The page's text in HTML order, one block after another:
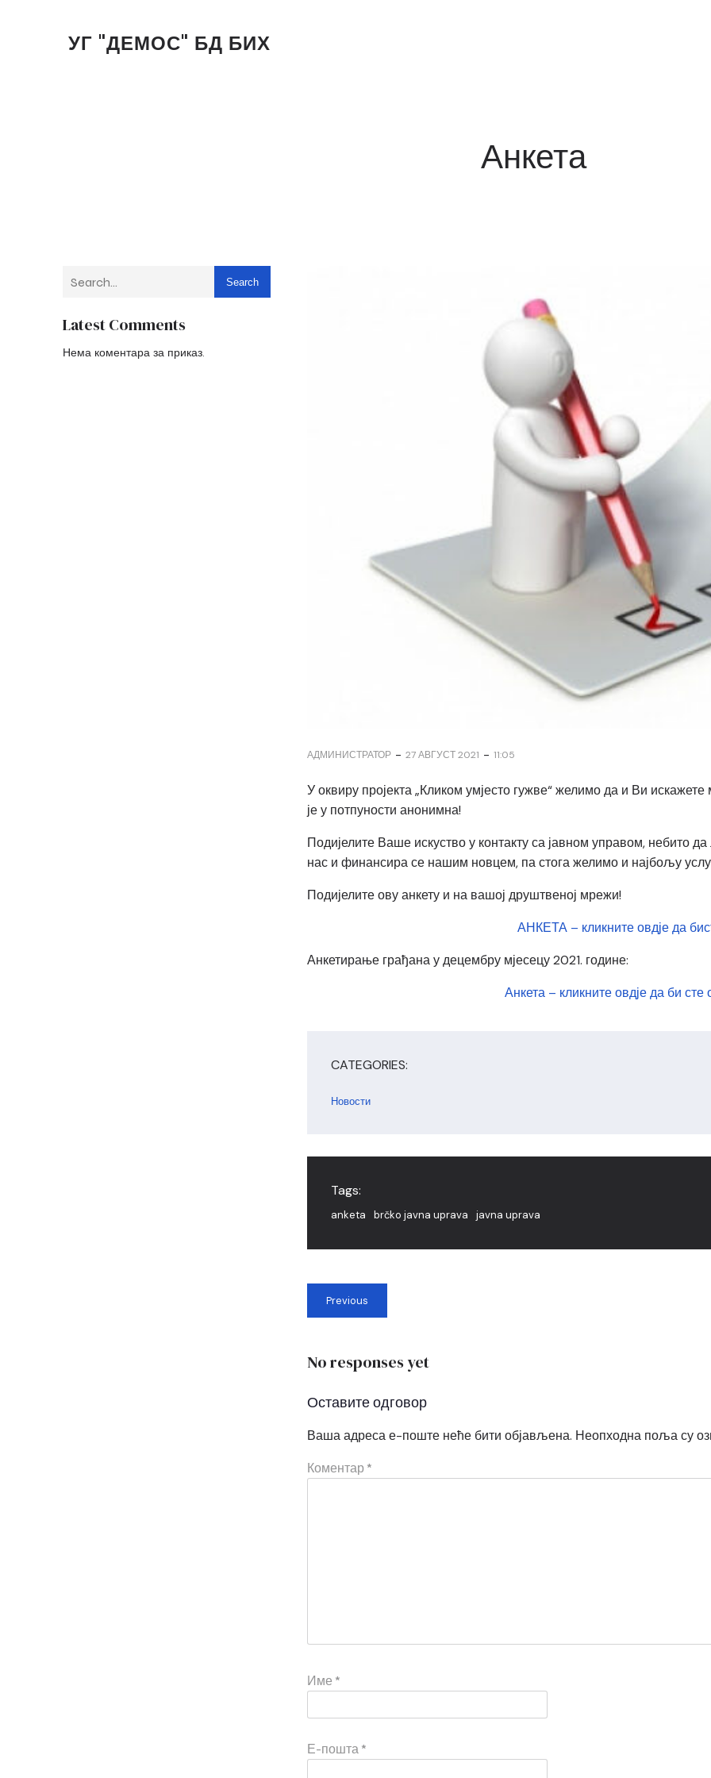
УГ "ДЕМОС" БД БИХ
Анкета
Search
Latest Comments
Нема коментара за приказ.
АДМИНИСТРАТОР - 27 АВГУСТ 2021 - 11:05
У оквиру пројекта „Кликом умјесто гужве“ желимо да и Ви
је у потпуности анонимна!
Подијелите Ваше искуство у контакту са јавном управом, небито
нас и финансира се нашим новцем, па стога желимо и најбољу
Подијелите ову анкету и на вашој друштвеној мрежи!
АНКЕТА – кликните овдје да
Анкетирање грађана у децембру мјесецу 2021. године:
Анкета – кликните овдје да би сте
CATEGORIES:
Новости
Tags:
anketa brčko javna uprava javna uprava
Previous
No responses yet
Оставите одговор
Ваша адреса е-поште неће бити објављена. Неопходна поља су
Коментар *
Име *
Е-пошта *